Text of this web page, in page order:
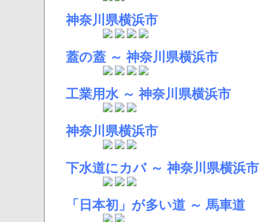
神奈川県横浜市
蓋の蓋 ～ 神奈川県横浜市
工業用水 ～ 神奈川県横浜市
神奈川県横浜市
下水道にカバ ～ 神奈川県横浜市
「日本初」が多い道 ～ 馬車道